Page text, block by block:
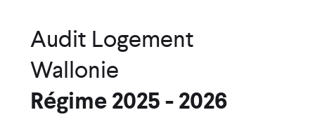
Audit Logement
Wallonie
Régime 2025 - 2026